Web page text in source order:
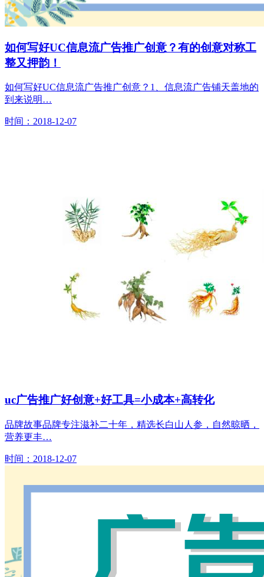
如何写好UC信息流广告推广创意？有的创意对称工
整又押韵！
如何写好UC信息流广告推广创意？1、信息流广告铺天盖地的
到来说明…
时间：2018-12-07
uc广告推广好创意+好工具=小成本+高转化
品牌故事品牌专注滋补二十年，精选长白山人参，自然晾晒，
营养更丰…
时间：2018-12-07